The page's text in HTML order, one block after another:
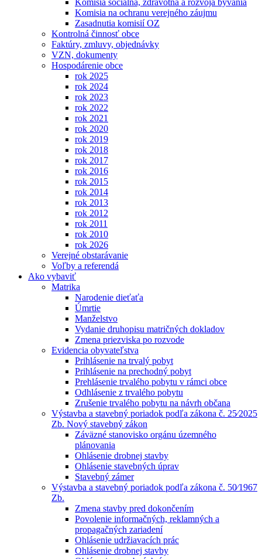
Komisia sociálna, zdravotná a rozvoja bývania
Komisia na ochranu verejného záujmu
Zasadnutia komisií OZ
Kontrolná činnosť obce
Faktúry, zmluvy, objednávky
VZN, dokumenty
Hospodárenie obce
rok 2025
rok 2024
rok 2023
rok 2022
rok 2021
rok 2020
rok 2019
rok 2018
rok 2017
rok 2016
rok 2015
rok 2014
rok 2013
rok 2012
rok 2011
rok 2010
rok 2026
Verejné obstarávanie
Voľby a referendá
Ako vybaviť
Matrika
Narodenie dieťaťa
Úmrtie
Manželstvo
Vydanie druhopisu matričných dokladov
Zmena priezviska po rozvode
Evidencia obyvateľstva
Prihlásenie na trvalý pobyt
Prihlásenie na prechodný pobyt
Prehlásenie trvalého pobytu v rámci obce
Odhlásenie z trvalého pobytu
Zrušenie trvalého pobytu na návrh občana
Výstavba a stavebný poriadok podľa zákona č. 25⁄2025
Zb. Nový stavebný zákon
Záväzné stanovisko orgánu územného
plánovania
Ohlásenie drobnej stavby
Ohlásenie stavebných úprav
Stavebný zámer
Výstavba a stavebný poriadok podľa zákona č. 50⁄1967
Zb.
Zmena stavby pred dokončením
Povolenie informačných, reklamných a
propagačných zariadení
Ohlásenie udržiavacích prác
Ohlásenie drobnej stavby